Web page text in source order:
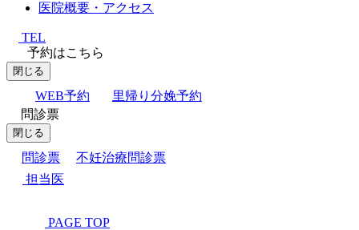
医院概要・アクセス
TEL
予約はこちら
閉じる
WEB予約
里帰り分娩予約
問診票
閉じる
問診票
不妊治療問診票
担当医
PAGE TOP